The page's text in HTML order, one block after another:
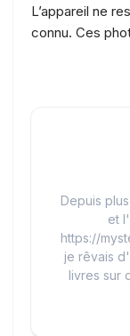
L’appareil ne
connu. Ces
Depuis
et
https://
je rêvais
livres sur